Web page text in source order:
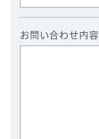
お問い合わせ内容